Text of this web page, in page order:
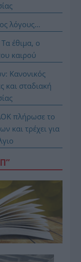
λόγους…
έθιμα, ο
καιρού
Κανονικός
και σταδιακή
πλήρωσε το
και τρέχει για